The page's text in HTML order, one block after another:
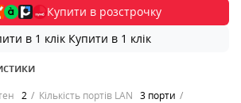
Купити в розстрочку
Купити в 1 клік
2 Кількість портів LAN 3 порти